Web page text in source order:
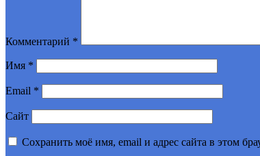
Комментарий *
Имя *
Email *
Сайт
Сохранить моё имя, email и адрес сайта в этом